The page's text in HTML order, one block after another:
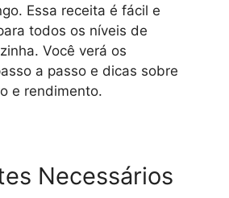
Essa receita é fácil e
todos os níveis de
Você verá os
a passo e dicas sobre
e rendimento.
Necessários